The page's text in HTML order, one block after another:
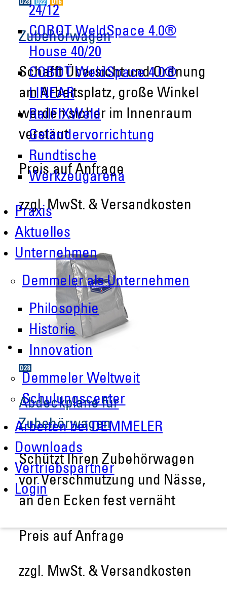
24/12
COBOT WeldSpace 4.0®
House 40/20
COBOT WeldSpace 4.0®
LINEAR
RailFIXWeld
Geländervorrichtung
Rundtische
Werkzeugarena
Praxis
Aktuelles
Unternehmen
Demmeler als Unternehmen
Philosophie
Historie
Innovation
Demmeler Weltweit
Schulungscenter
Arbeiten bei DEMMELER
Downloads
Vertriebspartner
Login
Zubehörwagen
Schafft Übersicht und Ordnung
am Arbeitsplatz, große Winkel
werden sicher im Innenraum
verstaut
Preis auf Anfrage
zzgl. MwSt. & Versandkosten
Abdeckplane für
Zubehörwagen
Schützt Ihren Zubehörwagen
vor Verschmutzung und Nässe,
an den Ecken fest vernäht
Preis auf Anfrage
zzgl. MwSt. & Versandkosten